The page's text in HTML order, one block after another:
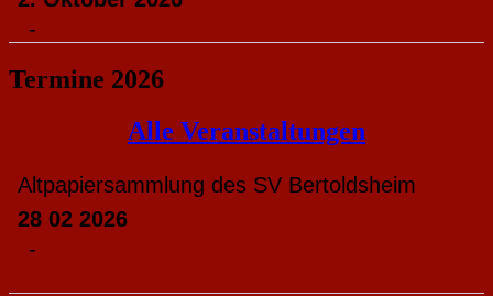
-
Termine 2026
Alle Veranstaltungen
Altpapiersammlung des SV Bertoldsheim
28 02 2026
-